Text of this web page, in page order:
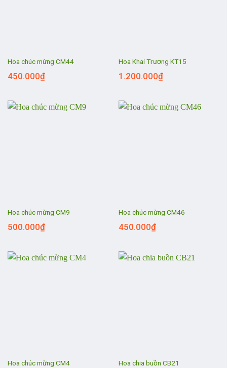
Hoa chúc mừng CM44
450.000₫
Hoa Khai Trương KT15
1.200.000₫
Hoa chúc mừng CM9
500.000₫
Hoa chúc mừng CM46
450.000₫
Hoa chúc mừng CM4 Hoa chia buồn CB21